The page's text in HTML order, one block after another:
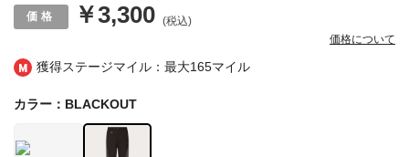
獲得ステージマイル：最大165マイル
￥3,300 (税込)
価格について
カラー：BLACKOUT